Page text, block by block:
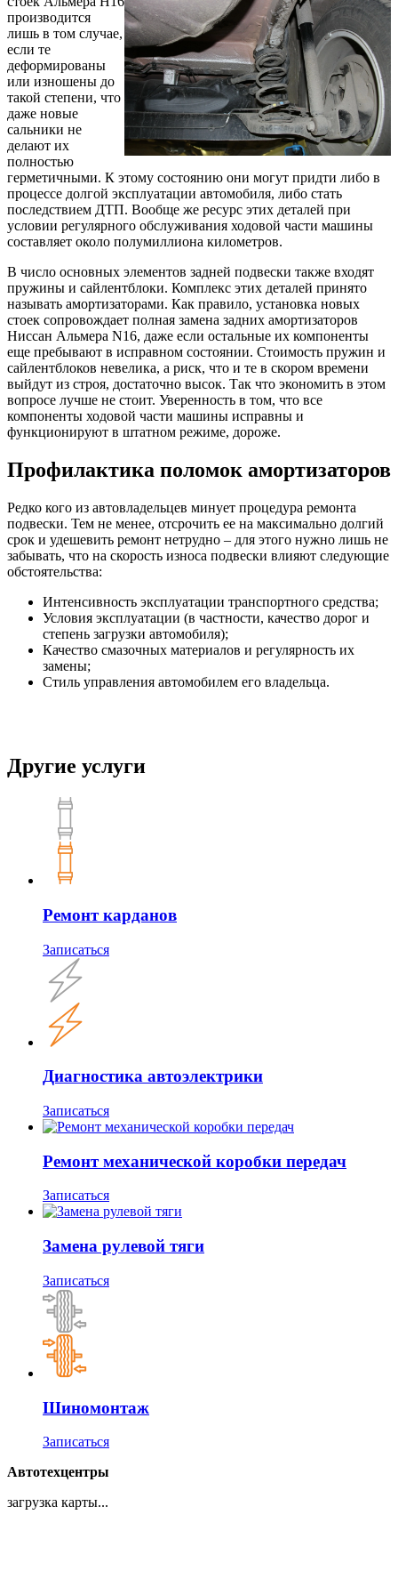
производится
лишь в том случае,
если те
деформированы
или изношены до
такой степени, что
даже новые
сальники не
делают их
полностью
герметичными. К этому состоянию они могут придти либо в
процессе долгой эксплуатации автомобиля, либо стать
последствием ДТП. Вообще же ресурс этих деталей при
условии регулярного обслуживания ходовой части машины
составляет около полумиллиона километров.
В число основных элементов задней подвески также входят
пружины и сайлентблоки. Комплекс этих деталей принято
называть амортизаторами. Как правило, установка новых
стоек сопровождает полная замена задних амортизаторов
Ниссан Альмера N16, даже если остальные их компоненты
еще пребывают в исправном состоянии. Стоимость пружин и
сайлентблоков невелика, а риск, что и те в скором времени
выйдут из строя, достаточно высок. Так что экономить в этом
вопросе лучше не стоит. Уверенность в том, что все
компоненты ходовой части машины исправны и
функционируют в штатном режиме, дороже.
Профилактика поломок амортизаторов
Редко кого из автовладельцев минует процедура ремонта
подвески. Тем не менее, отсрочить ее на максимально долгий
срок и удешевить ремонт нетрудно – для этого нужно лишь не
забывать, что на скорость износа подвески влияют следующие
обстоятельства:
Интенсивность эксплуатации транспортного средства;
Условия эксплуатации (в частности, качество дорог и
степень загрузки автомобиля);
Качество смазочных материалов и регулярность их
замены;
Стиль управления автомобилем его владельца.
Другие услуги
Ремонт карданов
Записаться
Диагностика автоэлектрики
Записаться
Ремонт механической коробки передач
Записаться
Замена рулевой тяги
Записаться
Шиномонтаж
Записаться
Автотехцентры
загрузка карты...